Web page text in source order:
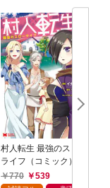
村人転生 最強のスロー
ライフ（コミック） 1
770
539